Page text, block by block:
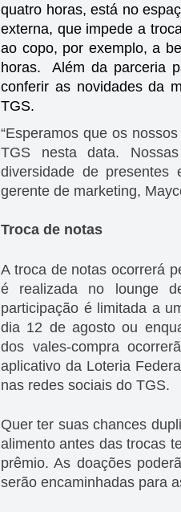
quatro horas, está no
externa, que impede a
ao copo, por exemplo, a
horas. Além da parceria
conferir as novidades da
TGS.
“Esperamos que os
TGS nesta data.
diversidade de presentes
gerente de marketing,
Troca de notas
A troca de notas ocorrerá
é realizada no lounge
participação é limitada a
dia 12 de agosto ou
dos vales-compra
aplicativo da Loteria
nas redes sociais do TGS.
Quer ter suas chances
alimento antes das trocas
prêmio. As doações
serão encaminhadas para